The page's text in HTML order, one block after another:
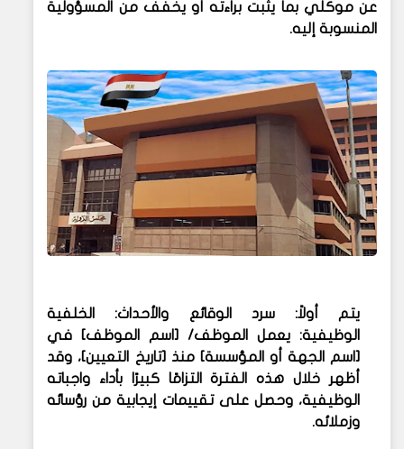
عن موكلي بما يثبت براءته أو يخفف من المسؤولية
المنسوبة إليه.
يتم أولاً: سرد الوقائع والأحداث:
الخلفية
الوظيفية:يعمل الموظف/ [اسم الموظف] في
[اسم الجهة أو المؤسسة] منذ [تاريخ التعيين]، وقد
أظهر خلال هذه الفترة التزامًا كبيرًا بأداء واجباته
الوظيفية، وحصل على تقييمات إيجابية من رؤسائه
وزملائه.